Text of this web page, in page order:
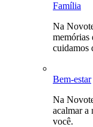
Família
Na
memórias
cuidamos
Bem-estar
Na
acalmar a
você.